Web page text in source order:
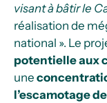
visant à bâtir le
réalisation de
national ». Le
potentielle aux
une
l’escamotage